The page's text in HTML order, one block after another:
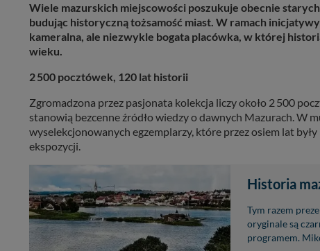
Wiele mazurskich miejscowości poszukuje obecnie
budując historyczną tożsamość miast. W ramach
kameralna, ale niezwykle bogata placówka, w której
wieku.
2 500 pocztówek, 120 lat historii
Zgromadzona przez pasjonata kolekcja liczy około 2 500
stanowią bezcenne źródło wiedzy o dawnych Mazurach. W
wyselekcjonowanych egzemplarzy, które przez osiem lat
ekspozycji.
Historia
Tym razem
oryginale są
programem.